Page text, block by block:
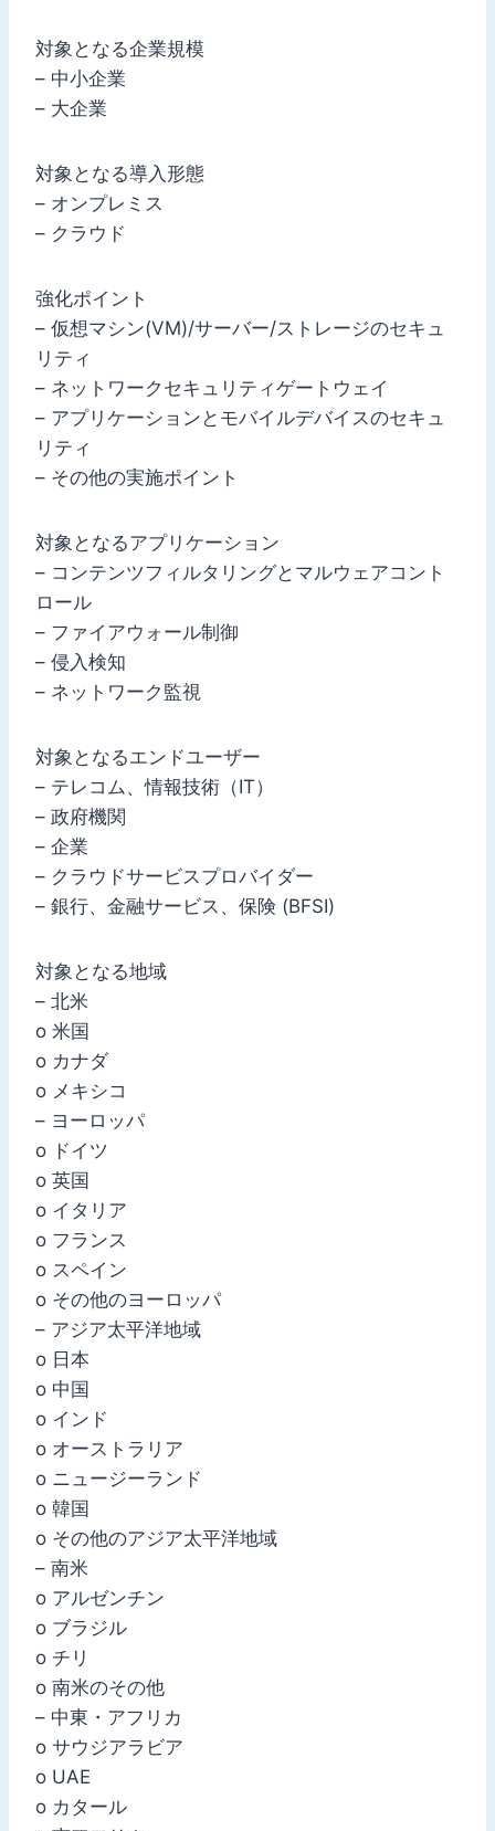
対象となる企業規模
– 中小企業
– 大企業
対象となる導入形態
– オンプレミス
– クラウド
強化ポイント
– 仮想マシン(VM)/サーバー/ストレージのセキュ
リティ
– ネットワークセキュリティゲートウェイ
– アプリケーションとモバイルデバイスのセキュ
リティ
– その他の実施ポイント
対象となるアプリケーション
– コンテンツフィルタリングとマルウェアコント
ロール
– ファイアウォール制御
– 侵入検知
– ネットワーク監視
対象となるエンドユーザー
– テレコム、情報技術（IT）
– 政府機関
– 企業
– クラウドサービスプロバイダー
– 銀行、金融サービス、保険 (BFSI)
対象となる地域
– 北米
o 米国
o カナダ
o メキシコ
– ヨーロッパ
o ドイツ
o 英国
o イタリア
o フランス
o スペイン
o その他のヨーロッパ
– アジア太平洋地域
o 日本
o 中国
o インド
o オーストラリア
o ニュージーランド
o 韓国
o その他のアジア太平洋地域
– 南米
o アルゼンチン
o ブラジル
o チリ
o 南米のその他
– 中東・アフリカ
o サウジアラビア
o UAE
o カタール